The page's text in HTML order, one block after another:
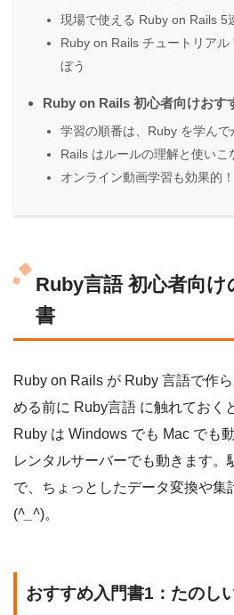
現場で使える Ruby on Rails 5
Ruby on Rails チュートリア
ぼう
Ruby on Rails 初心者向けおす
学習の順番は、Ruby を学んで
Rails はルールの理解と使いこ
オンライン動画学習も効果的！
Ruby言語 初心者向け
書
Ruby on Rails が Ruby 言語で作
める前に Ruby言語 に触れておく
Ruby は Windows でも Mac でも
レンタルサーバーでも動きます。
で、ちょっとしたデータ変換や集
(^_^)。
おすすめ入門書1：たのし